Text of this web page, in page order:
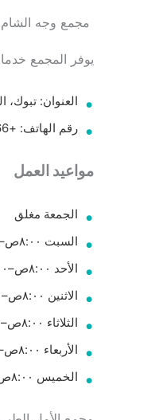
مجمع وجه
يوفر المجمع
العنوان: تبوك، الخالدية، الوجه
رقم الهاتف: +966 50 531 1553
مواعيد العمل
الجمعة مغلق
السبت ٨:٠٠ص–١٠:٠٠م
الأحد ٨:٠٠ص–١٠:٠٠م
الاثنين ٨:٠٠ص–١٠:٠٠م
الثلاثاء ٨:٠٠ص–١٠:٠٠م
الأربعاء ٨:٠٠ص–١٠:٠٠م
الخميس ٨:٠٠ص–١٠:٠٠م